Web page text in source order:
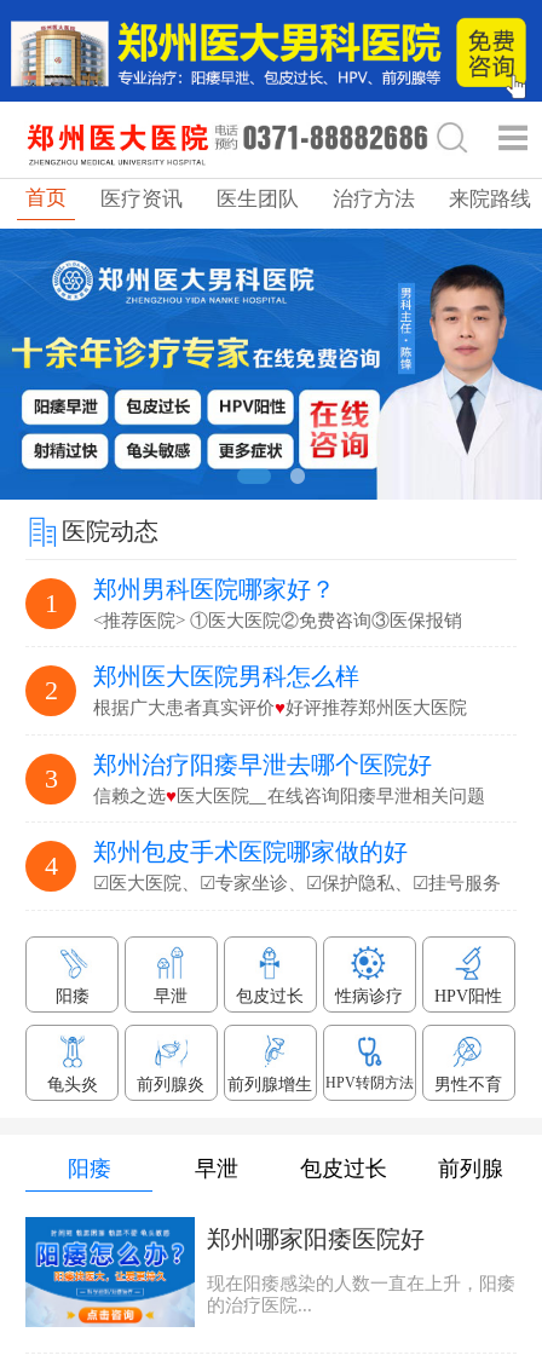
首页 医疗资讯 医生团队 治疗方法 来院路线
医院动态
1 郑州男科医院哪家好？
<推荐医院> ①医大医院②免费咨询③医保报销
2 郑州医大医院男科怎么样
根据广大患者真实评价♥好评推荐郑州医大医院
3 郑州治疗阳痿早泄去哪个医院好
信赖之选♥医大医院▁在线咨询阳痿早泄相关问题
4 郑州包皮手术医院哪家做的好
☑医大医院、☑专家坐诊、☑保护隐私、☑挂号服务
阳痿 早泄 包皮过长 性病诊疗 HPV阳性
龟头炎 前列腺炎 前列腺增生 HPV转阴方法 男性不育
阳痿 早泄 包皮过长 前列腺
郑州哪家阳痿医院好
现在阳痿感染的人数一直在上升，阳痿
的治疗医院...